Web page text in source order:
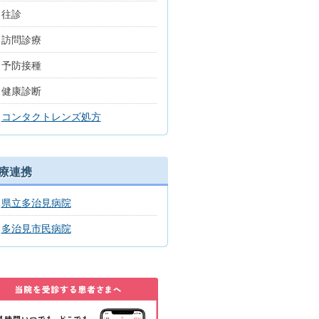
往診
訪問診療
予防接種
健康診断
コンタクトレンズ処方
連携
県立多治見病院
多治見市民病院